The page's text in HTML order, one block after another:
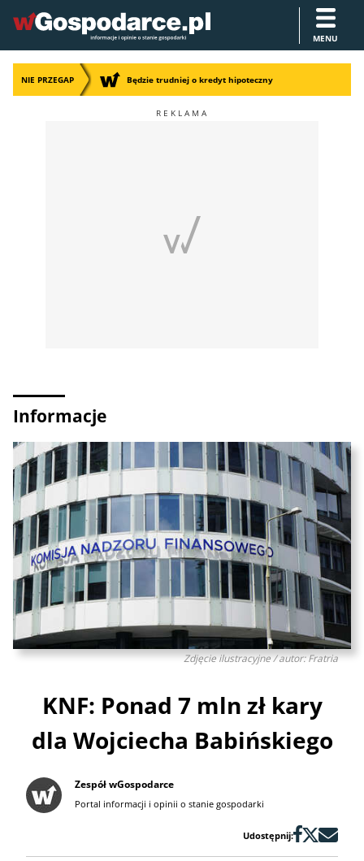
MENU
NIE PRZEGAP Będzie trudniej o kredyt hipoteczny
Informacje
Zdjęcie ilustracyjne / autor: Fratria
KNF: Ponad 7 mln zł kary
dla Wojciecha Babińskiego
Zespół wGospodarce
Portal informacji i opinii o stanie gospodarki
Udostępnij: